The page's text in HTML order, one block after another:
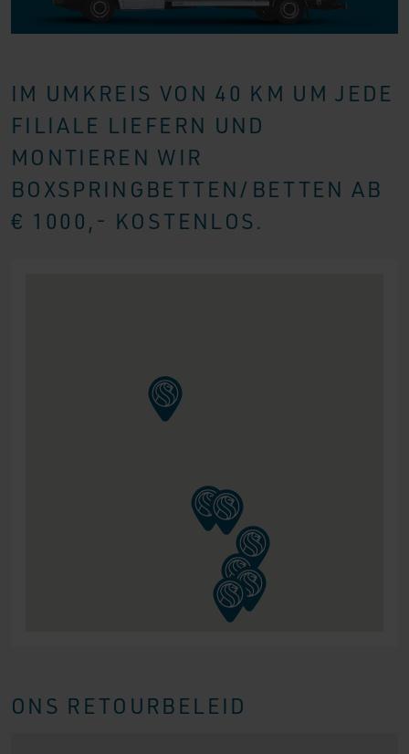
IM UMKREIS VON 40 KM UM JEDE
FILIALE LIEFERN UND
MONTIEREN WIR
BOXSPRINGBETTEN/BETTEN AB
€ 1000,- KOSTENLOS.
ONS RETOURBELEID